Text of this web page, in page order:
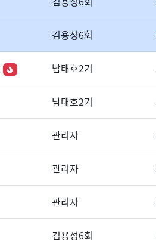
김용성6회
남태호2기
남태호2기
관리자
관리자
관리자
김용성6회